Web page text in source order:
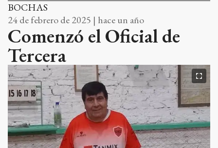
BOCHAS
24 de febrero de 2025 | hace un año
Comenzó el Oficial de
Tercera